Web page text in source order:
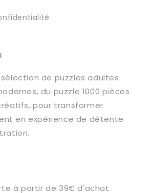
de puzzles adultes
du puzzle 1000 pièces
pour transformer
en expérience de détente
à partir de 39€ d'achat